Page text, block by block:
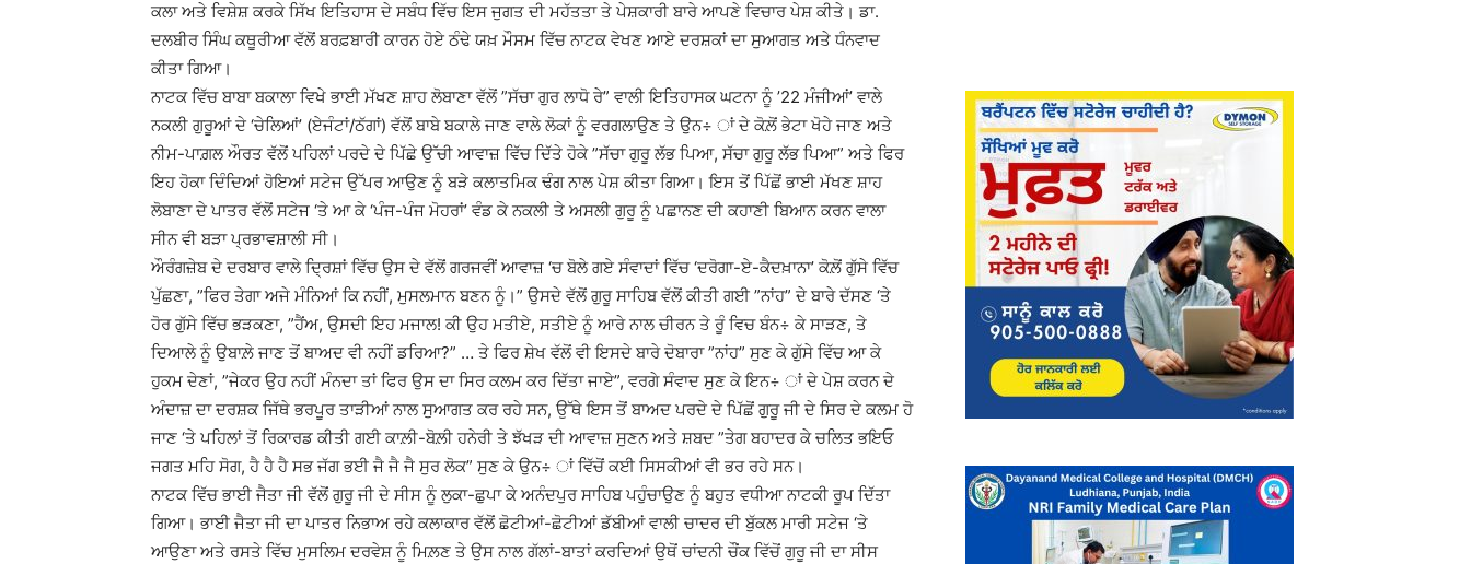
ਕਲਾ ਅਤੇ ਵਿਸ਼ੇਸ਼ ਕਰਕੇ ਸਿੱਖ ਇਤਿਹਾਸ ਦੇ ਸਬੰਧ ਵਿੱਚ ਇਸ ਜੁਗਤ ਦੀ ਮਹੱਤਤਾ ਤੇ ਪੇਸ਼ਕਾਰੀ ਬਾਰੇ ਆਪਣੇ ਵਿਚਾਰ ਪੇਸ਼ ਕੀਤੇ। ਡਾ.
ਦਲਬੀਰ ਸਿੰਘ ਕਥੂਰੀਆ ਵੱਲੋਂ ਬਰਫ਼ਬਾਰੀ ਕਾਰਨ ਹੋਏ ਠੰਢੇ ਯਖ਼ ਮੌਸਮ ਵਿੱਚ ਨਾਟਕ ਵੇਖਣ ਆਏ ਦਰਸ਼ਕਾਂ ਦਾ ਸੁਆਗਤ ਅਤੇ ਧੰਨਵਾਦ
ਕੀਤਾ ਗਿਆ।
ਨਾਟਕ ਵਿੱਚ ਬਾਬਾ ਬਕਾਲਾ ਵਿਖੇ ਭਾਈ ਮੱਖਣ ਸ਼ਾਹ ਲੋਬਾਣਾ ਵੱਲੋਂ ”ਸੱਚਾ ਗੁਰ ਲਾਧੋ ਰੇ” ਵਾਲੀ ਇਤਿਹਾਸਕ ਘਟਨਾ ਨੂੰ ’22 ਮੰਜੀਆਂ’ ਵਾਲੇ
ਨਕਲੀ ਗੁਰੂਆਂ ਦੇ ‘ਚੇਲਿਆਂ’ (ਏਜੰਟਾਂ/ਠੱਗਾਂ) ਵੱਲੋਂ ਬਾਬੇ ਬਕਾਲੇ ਜਾਣ ਵਾਲੇ ਲੋਕਾਂ ਨੂੰ ਵਰਗਲਾਉਣ ਤੇ ਉਨ÷ ਾਂ ਦੇ ਕੋਲ਼ੋਂ ਭੇਟਾ ਖੋਹੇ ਜਾਣ ਅਤੇ
ਨੀਮ-ਪਾਗ਼ਲ ਔਰਤ ਵੱਲੋਂ ਪਹਿਲਾਂ ਪਰਦੇ ਦੇ ਪਿੱਛੇ ਉੱਚੀ ਆਵਾਜ਼ ਵਿੱਚ ਦਿੱਤੇ ਹੋਕੇ ”ਸੱਚਾ ਗੁਰੂ ਲੱਭ ਪਿਆ, ਸੱਚਾ ਗੁਰੂ ਲੱਭ ਪਿਆ” ਅਤੇ ਫਿਰ
ਇਹ ਹੋਕਾ ਦਿੰਦਿਆਂ ਹੋਇਆਂ ਸਟੇਜ ਉੱਪਰ ਆਉਣ ਨੂੰ ਬੜੇ ਕਲਾਤਮਿਕ ਢੰਗ ਨਾਲ ਪੇਸ਼ ਕੀਤਾ ਗਿਆ। ਇਸ ਤੋਂ ਪਿੱਛੋਂ ਭਾਈ ਮੱਖਣ ਸ਼ਾਹ
ਲੋਬਾਣਾ ਦੇ ਪਾਤਰ ਵੱਲੋਂ ਸਟੇਜ ‘ਤੇ ਆ ਕੇ ‘ਪੰਜ-ਪੰਜ ਮੋਹਰਾਂ’ ਵੰਡ ਕੇ ਨਕਲੀ ਤੇ ਅਸਲੀ ਗੁਰੂ ਨੂੰ ਪਛਾਨਣ ਦੀ ਕਹਾਣੀ ਬਿਆਨ ਕਰਨ ਵਾਲਾ
ਸੀਨ ਵੀ ਬੜਾ ਪ੍ਰਭਾਵਸ਼ਾਲੀ ਸੀ।
ਔਰੰਗਜ਼ੇਬ ਦੇ ਦਰਬਾਰ ਵਾਲੇ ਦ੍ਰਿਸ਼ਾਂ ਵਿੱਚ ਉਸ ਦੇ ਵੱਲੋਂ ਗਰਜਵੀਂ ਆਵਾਜ਼ ‘ਚ ਬੋਲੇ ਗਏ ਸੰਵਾਦਾਂ ਵਿੱਚ ‘ਦਰੋਗਾ-ਏ-ਕੈਦਖ਼ਾਨਾ’ ਕੋਲ਼ੋਂ ਗੁੱਸੇ ਵਿੱਚ
ਪੁੱਛਣਾ, ”ਫਿਰ ਤੇਗਾ ਅਜੇ ਮੰਨਿਆਂ ਕਿ ਨਹੀਂ, ਮੁਸਲਮਾਨ ਬਣਨ ਨੂੰ।” ਉਸਦੇ ਵੱਲੋਂ ਗੁਰੂ ਸਾਹਿਬ ਵੱਲੋਂ ਕੀਤੀ ਗਈ ”ਨਾਂਹ” ਦੇ ਬਾਰੇ ਦੱਸਣ ‘ਤੇ
ਹੋਰ ਗੁੱਸੇ ਵਿੱਚ ਭੜਕਣਾ, ”ਹੈਂਅ, ਉਸਦੀ ਇਹ ਮਜਾਲ! ਕੀ ਉਹ ਮਤੀਏ, ਸਤੀਏ ਨੂੰ ਆਰੇ ਨਾਲ ਚੀਰਨ ਤੇ ਰੂੰ ਵਿਚ ਬੰਨ÷ ਕੇ ਸਾੜਣ, ਤੇ
ਦਿਆਲੇ ਨੂੰ ਉਬਾਲ਼ੇ ਜਾਣ ਤੋਂ ਬਾਅਦ ਵੀ ਨਹੀਂ ਡਰਿਆ?” … ਤੇ ਫਿਰ ਸ਼ੇਖ ਵੱਲੋਂ ਵੀ ਇਸਦੇ ਬਾਰੇ ਦੋਬਾਰਾ ”ਨਾਂਹ” ਸੁਣ ਕੇ ਗੁੱਸੇ ਵਿੱਚ ਆ ਕੇ
ਹੁਕਮ ਦੇਣਾਂ, ”ਜੇਕਰ ਉਹ ਨਹੀਂ ਮੰਨਦਾ ਤਾਂ ਫਿਰ ਉਸ ਦਾ ਸਿਰ ਕਲਮ ਕਰ ਦਿੱਤਾ ਜਾਏ”, ਵਰਗੇ ਸੰਵਾਦ ਸੁਣ ਕੇ ਇਨ÷ ਾਂ ਦੇ ਪੇਸ਼ ਕਰਨ ਦੇ
ਅੰਦਾਜ਼ ਦਾ ਦਰਸ਼ਕ ਜਿੱਥੇ ਭਰਪੂਰ ਤਾੜੀਆਂ ਨਾਲ ਸੁਆਗਤ ਕਰ ਰਹੇ ਸਨ, ਉੱਥੇ ਇਸ ਤੋਂ ਬਾਅਦ ਪਰਦੇ ਦੇ ਪਿੱਛੋਂ ਗੁਰੂ ਜੀ ਦੇ ਸਿਰ ਦੇ ਕਲਮ ਹੋ
ਜਾਣ ‘ਤੇ ਪਹਿਲਾਂ ਤੋਂ ਰਿਕਾਰਡ ਕੀਤੀ ਗਈ ਕਾਲ਼ੀ-ਬੋਲ਼ੀ ਹਨੇਰੀ ਤੇ ਝੱਖੜ ਦੀ ਆਵਾਜ਼ ਸੁਣਨ ਅਤੇ ਸ਼ਬਦ ”ਤੇਗ ਬਹਾਦਰ ਕੇ ਚਲਿਤ ਭਇਓ
ਜਗਤ ਮਹਿ ਸੋਗ, ਹੈ ਹੈ ਹੈ ਸਭ ਜੱਗ ਭਈ ਜੈ ਜੈ ਜੈ ਸੁਰ ਲੋਕ” ਸੁਣ ਕੇ ਉਨ÷ ਾਂ ਵਿੱਚੋਂ ਕਈ ਸਿਸਕੀਆਂ ਵੀ ਭਰ ਰਹੇ ਸਨ।
ਨਾਟਕ ਵਿੱਚ ਭਾਈ ਜੈਤਾ ਜੀ ਵੱਲੋਂ ਗੁਰੂ ਜੀ ਦੇ ਸੀਸ ਨੂੰ ਲੁਕਾ-ਛੁਪਾ ਕੇ ਅਨੰਦਪੁਰ ਸਾਹਿਬ ਪਹੁੰਚਾਉਣ ਨੂੰ ਬਹੁਤ ਵਧੀਆ ਨਾਟਕੀ ਰੂਪ ਦਿੱਤਾ
ਗਿਆ। ਭਾਈ ਜੈਤਾ ਜੀ ਦਾ ਪਾਤਰ ਨਿਭਾਅ ਰਹੇ ਕਲਾਕਾਰ ਵੱਲੋਂ ਛੋਟੀਆਂ-ਛੋਟੀਆਂ ਡੱਬੀਆਂ ਵਾਲੀ ਚਾਦਰ ਦੀ ਬੁੱਕਲ ਮਾਰੀ ਸਟੇਜ ‘ਤੇ
ਆਉਣਾ ਅਤੇ ਰਸਤੇ ਵਿੱਚ ਮੁਸਲਿਮ ਦਰਵੇਸ਼ ਨੂੰ ਮਿਲ਼ਣ ਤੇ ਉਸ ਨਾਲ ਗੱਲਾਂ-ਬਾਤਾਂ ਕਰਦਿਆਂ ਉਥੋਂ ਚਾਂਦਨੀ ਚੌਂਕ ਵਿੱਚੋਂ ਗੁਰੂ ਜੀ ਦਾ ਸੀਸ